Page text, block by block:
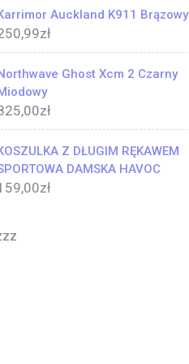
Auckland K911 Brązowy
zł
Ghost Xcm 2 Czarny
zł
Z DŁUGIM RĘKAWEM
DAMSKA HAVOC
zł